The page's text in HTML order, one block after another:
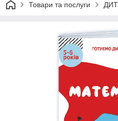
Товари та послуги